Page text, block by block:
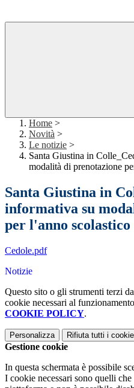
Home >
Novità >
Le notizie >
Santa Giustina in
modalità di prenotazione
Santa Giustina in
informativa su
per l'anno scolastico
Cedole.pdf
Notizie
Questo sito o gli strumenti terzi
cookie necessari al
COOKIE POLICY.
Personalizza Rifiuta tutti i
Gestione cookie
In questa schermata è possibile
I cookie necessari sono quelli